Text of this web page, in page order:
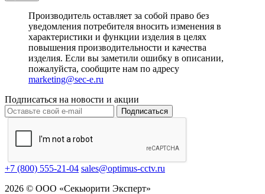
Производитель оставляет за собой право без
уведомления потребителя вносить изменения в
характеристики и функции изделия в целях
повышения производительности и качества
изделия. Если вы заметили ошибку в описании,
пожалуйста, сообщите нам по адресу
marketing@sec-e.ru
Подписаться на новости и акции
Подписаться
+7 (800) 555-21-04 sales@optimus-cctv.ru
2026 © ООО «Секьюрити Эксперт»